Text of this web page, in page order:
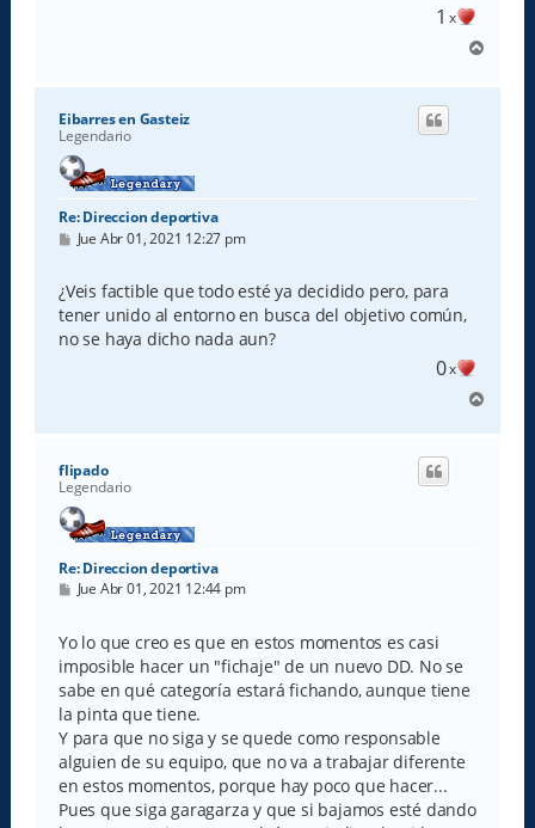
1 x
r
Eibarres en Gasteiz
Legendario
Re: Direccion deportiva
M
s
a
j
e
Jue Abr 01, 2021 12:27 pm
¿Veis factible que todo esté ya decidido pero, para
tener unido al entorno en busca del objetivo común,
no se haya dicho nada aun?
0x
r
flipado
Legendario
Re: Direccion deportiva
M
s
a
j
e
Jue Abr 01, 2021 12:44 pm
Yo lo que creo es que en estos momentos es casi
imposible hacer un "fichaje" de un nuevo DD. No se
sabe en qué categoría estará fichando, aunque tiene
la pinta que tiene.
Y para que no siga y se quede como responsable
alguien de su equipo, que no va a trabajar diferente
en estos momentos, porque hay poco que hacer...
Pues que siga garagarza y que si bajamos esté dando